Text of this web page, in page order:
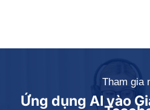
Tham gia
Ứng dụng AI vào